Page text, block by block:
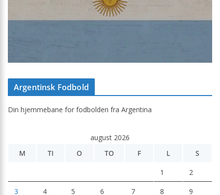
Argentinsk Fodbold
Din hjemmebane for fodbolden fra Argentina
august 2026
M
TI O TO F L S
1 2
3 4 5 6 7 8 9